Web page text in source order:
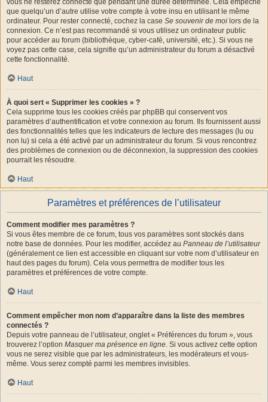
vous ne resterez connecté que pendant une durée déterminée. Cela empêche
que quelqu’un d’autre utilise votre compte à votre insu en utilisant le même
ordinateur. Pour rester connecté, cochez la case Se souvenir de moi lors de la
connexion. Ce n’est pas recommandé si vous utilisez un ordinateur public
pour accéder au forum (bibliothèque, cyber-café, université, etc.). Si vous ne
voyez pas cette case, cela signifie qu’un administrateur du forum a désactivé
cette fonctionnalité.
Haut
À quoi sert « Supprimer les cookies » ?
Cela supprime tous les cookies créés par phpBB qui conservent vos
paramètres d’authentification et votre connexion au forum. Ils fournissent aussi
des fonctionnalités telles que les indicateurs de lecture des messages (lu ou
non lu) si cela a été activé par un administrateur du forum. Si vous rencontrez
des problèmes de connexion ou de déconnexion, la suppression des cookies
pourrait les résoudre.
Haut
Paramètres et préférences de l’utilisateur
Comment modifier mes paramètres ?
Si vous êtes membre de ce forum, tous vos paramètres sont stockés dans
notre base de données. Pour les modifier, accédez au Panneau de l’utilisateur
(généralement ce lien est accessible en cliquant sur votre nom d’utilisateur en
haut des pages du forum). Cela vous permettra de modifier tous les
paramètres et préférences de votre compte.
Haut
Comment empêcher mon nom d’apparaître dans la liste des membres
connectés ?
Depuis votre panneau de l’utilisateur, onglet « Préférences du forum », vous
trouverez l’option Masquer ma présence en ligne. Si vous activez cette option
vous ne serez visible que par les administrateurs, les modérateurs et vous-
même. Vous serez compté parmi les membres invisibles.
Haut